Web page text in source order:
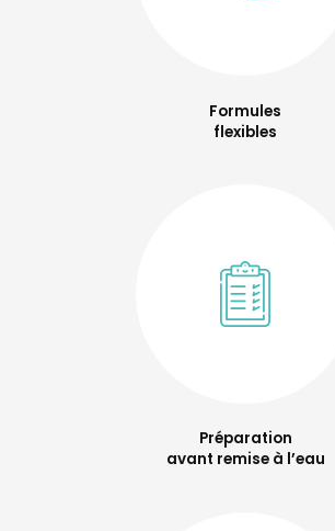
Formules
flexibles
Préparation
avant remise à l’eau